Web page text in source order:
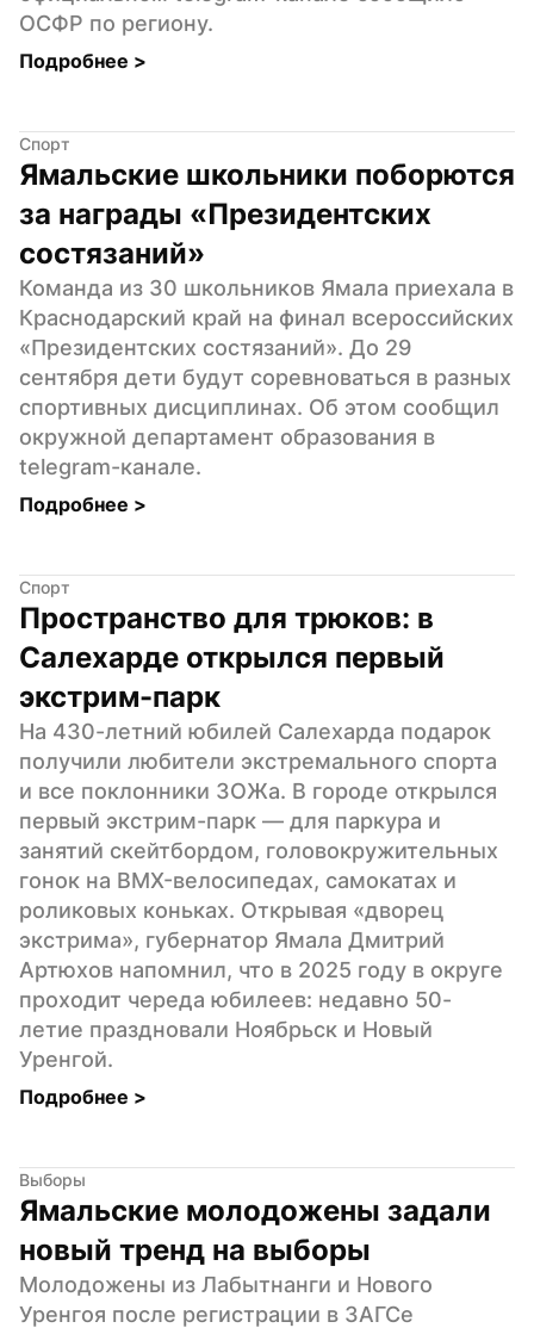
ОСФР по региону.
Подробнее >
Спорт
Ямальские школьники поборются
за награды «Президентских
состязаний»
Команда из 30 школьников Ямала приехала в
Краснодарский край на финал всероссийских
«Президентских состязаний». До 29
сентября дети будут соревноваться в разных
спортивных дисциплинах. Об этом сообщил
окружной департамент образования в
telegram-канале.
Подробнее >
Спорт
Пространство для трюков: в
Салехарде открылся первый
экстрим-парк
На 430-летний юбилей Салехарда подарок
получили любители экстремального спорта
и все поклонники ЗОЖа. В городе открылся
первый экстрим-парк — для паркура и
занятий скейтбордом, головокружительных
гонок на BMX-велосипедах, самокатах и
роликовых коньках. Открывая «дворец
экстрима», губернатор Ямала Дмитрий
Артюхов напомнил, что в 2025 году в округе
проходит череда юбилеев: недавно 50-
летие праздновали Ноябрьск и Новый
Уренгой.
Подробнее >
Выборы
Ямальские молодожены задали
новый тренд на выборы
Молодожены из Лабытнанги и Нового
Уренгоя после регистрации в ЗАГСе